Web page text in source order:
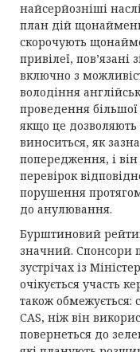
найсерйозніші
план дій
скорочують
привілеї, пов’язані
включно з
володіння
проведення більшої
якщо це
виноситься, як
попередження, і
перевірок
порушення
до анулювання.
Бурштиновий
значний. Спонсори
зустрічах із
очікується участь
також обмежується:
CAS, ніж він
повернеться до